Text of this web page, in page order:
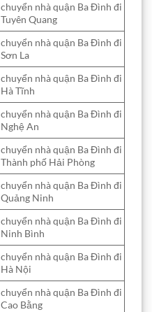
chuyển nhà quận Ba Đình đi
Tuyên Quang
chuyển nhà quận Ba Đình đi
Sơn La
chuyển nhà quận Ba Đình đi
Hà Tĩnh
chuyển nhà quận Ba Đình đi
Nghệ An
chuyển nhà quận Ba Đình đi
Thành phố Hải Phòng
chuyển nhà quận Ba Đình đi
Quảng Ninh
chuyển nhà quận Ba Đình đi
Ninh Bình
chuyển nhà quận Ba Đình đi
Hà Nội
chuyển nhà quận Ba Đình đi
Cao Bằng